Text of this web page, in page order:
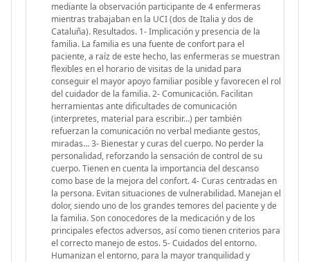
mediante la observación participante de 4 enfermeras
mientras trabajaban en la UCI (dos de Italia y dos de
Cataluña). Resultados. 1- Implicación y presencia de la
familia. La familia es una fuente de confort para el
paciente, a raíz de este hecho, las enfermeras se muestran
flexibles en el horario de visitas de la unidad para
conseguir el mayor apoyo familiar posible y favorecen el rol
del cuidador de la familia. 2- Comunicación. Facilitan
herramientas ante dificultades de comunicación
(interpretes, material para escribir…) per también
refuerzan la comunicación no verbal mediante gestos,
miradas… 3- Bienestar y curas del cuerpo. No perder la
personalidad, reforzando la sensación de control de su
cuerpo. Tienen en cuenta la importancia del descanso
como base de la mejora del confort. 4- Curas centradas en
la persona. Evitan situaciones de vulnerabilidad. Manejan el
dolor, siendo uno de los grandes temores del paciente y de
la familia. Son conocedores de la medicación y de los
principales efectos adversos, así como tienen criterios para
el correcto manejo de estos. 5- Cuidados del entorno.
Humanizan el entorno, para la mayor tranquilidad y